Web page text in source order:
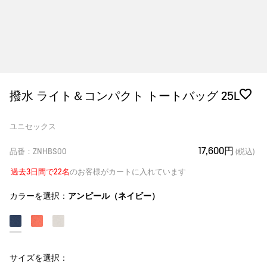
撥水 ライト＆コンパクト トートバッグ 25L
ユニセックス
品番：ZNHBS00 17,600円 (税込)
過去3日間で22名のお客様がカートに入れています
カラーを選択： アンピール（ネイビー）
サイズを選択：